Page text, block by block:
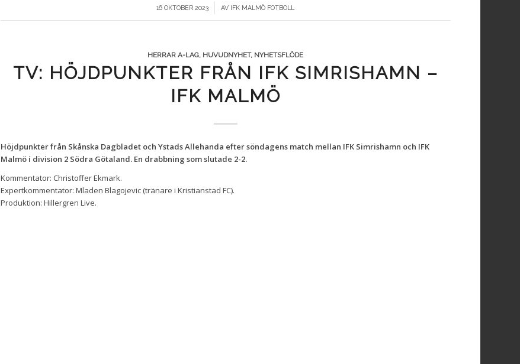
16 OKTOBER 2023
/ AV IFK MALMÖ FOTBOLL
HERRAR A-LAG, HUVUDNYHET, NYHETSFLÖDE
TV: HÖJDPUNKTER FRÅN IFK SIMRISHAMN –
IFK MALMÖ
Höjdpunkter från Skånska Dagbladet och Ystads Allehanda efter söndagens match mellan IFK Simrishamn och IFK
Malmö i division 2 Södra Götaland. En drabbning som slutade 2-2.
Kommentator: Christoffer Ekmark.
Expertkommentator: Mladen Blagojevic (tränare i Kristianstad FC).
Produktion: Hillergren Live.